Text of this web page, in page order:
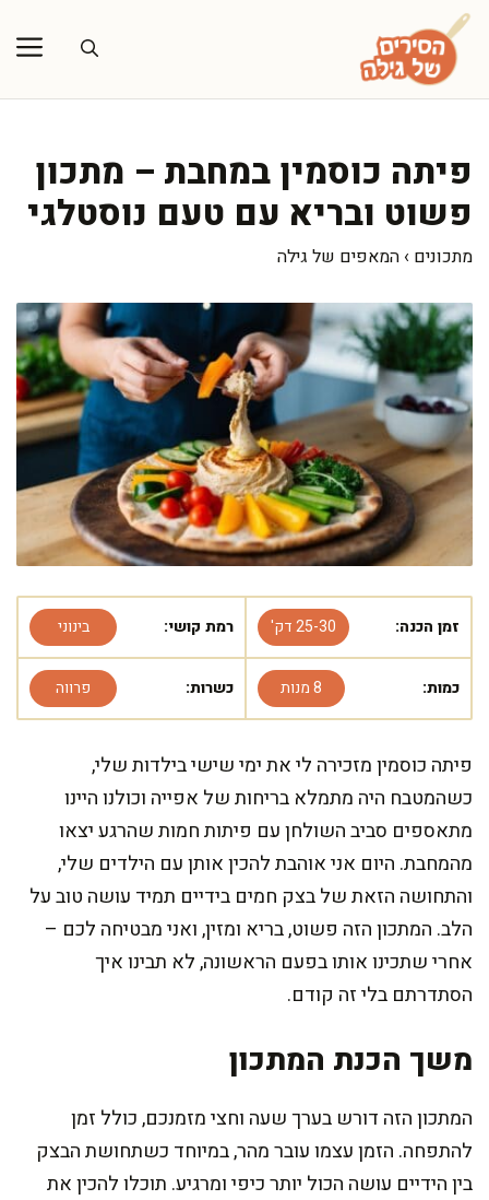
לדלג
לתוכן
פיתה כוסמין במחבת – מתכון
פשוט ובריא עם טעם נוסטלגי
מתכונים › המאפים של גילה
זמן הכנה: 25-30 דק' רמת קושי: בינוני
כמות: 8 מנות כשרות: פרווה
פיתה כוסמין מזכירה לי את ימי שישי בילדות שלי,
כשהמטבח היה מתמלא בריחות של אפייה וכולנו היינו
מתאספים סביב השולחן עם פיתות חמות שהרגע יצאו
מהמחבת. היום אני אוהבת להכין אותן עם הילדים שלי,
והתחושה הזאת של בצק חמים בידיים תמיד עושה טוב על
הלב. המתכון הזה פשוט, בריא ומזין, ואני מבטיחה לכם –
אחרי שתכינו אותו בפעם הראשונה, לא תבינו איך
הסתדרתם בלי זה קודם.
משך הכנת המתכון
המתכון הזה דורש בערך שעה וחצי מזמנכם, כולל זמן
להתפחה. הזמן עצמו עובר מהר, במיוחד כשתחושת הבצק
בין הידיים עושה הכול יותר כיפי ומרגיע. תוכלו להכין את